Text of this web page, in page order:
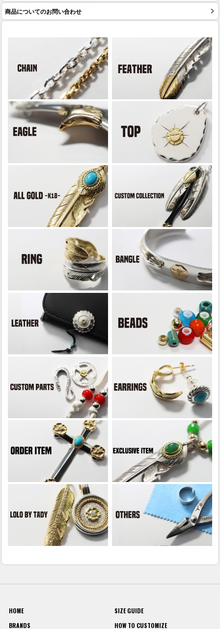
商品についてのお問い合わせ
HOME
BRANDS
SIZE GUIDE
HOW TO CUSTOMIZE